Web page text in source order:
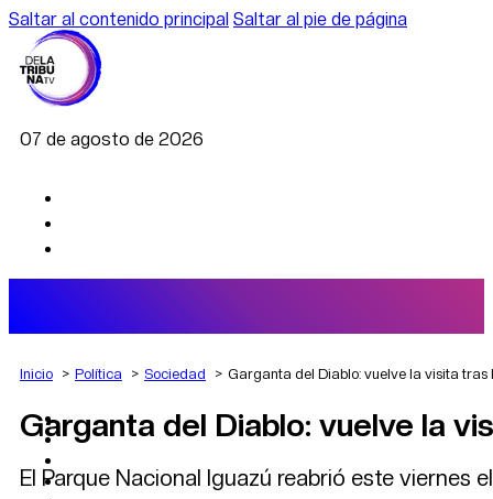
Saltar al contenido principal Saltar al pie de página
07 de agosto de 2026
AGRO
DEPORTES
POLÍTICA
Inicio Política Sociedad Garganta del Diablo: vuelve la visita
Garganta del Diablo: vuelve la
El Parque Nacional Iguazú reabrió este viernes